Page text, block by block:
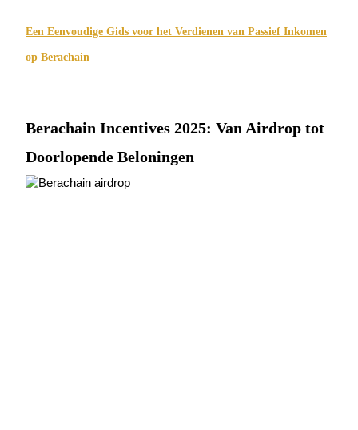
Gids
Een Eenvoudige Gids voor het Verdienen van Passief Inkomen
op Berachain
Berachain Incentives 2025: Van Airdrop tot
Doorlopende Beloningen